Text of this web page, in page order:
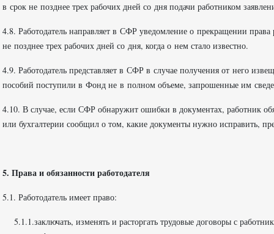
в срок не позднее трех рабочих дней со дня подачи работником
4.8. Работодатель направляет в СФР уведомление о прекращении
не позднее трех рабочих дней со дня, когда о нем стало известно.
4.9. Работодатель представляет в СФР в случае получения от него
пособий поступили в Фонд не в полном объеме, запрошенные им
4.10. В случае, если СФР обнаружит ошибки в документах, работник
или бухгалтерии сообщил о том, какие документы нужно исправить,
5. Права и обязанности работодателя
5.1. Работодатель имеет право:
5.1.1.заключать, изменять и расторгать трудовые договоры с